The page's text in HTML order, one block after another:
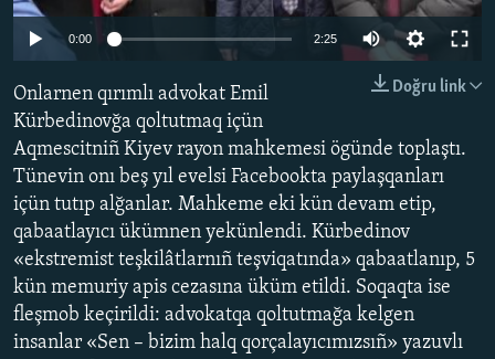
Русский
Українською
QOŞULIÑIZ!
RFE/RS bütün saytları
0:00 2:25
Doğru link
Onlarnen qırımlı advokat Emil
Kürbedinovğa qoltutmaq içün
Aqmescitniñ Kiyev rayon mahkemesi ögünde toplaştı.
Tünevin onı beş yıl evelsi Facebookta paylaşqanları
içün tutıp alğanlar. Mahkeme eki kün devam etip,
qabaatlayıcı ükümnen yekünlendi. Kürbedinov
«ekstremist teşkilâtlarnıñ teşviqatında» qabaatlanıp, 5
kün memuriy apis cezasına üküm etildi. Soqaqta ise
fleşmob keçirildi: advokatqa qoltutmağa kelgen
insanlar «Sen – bizim halq qorçalayıcımızsıñ» yazuvlı